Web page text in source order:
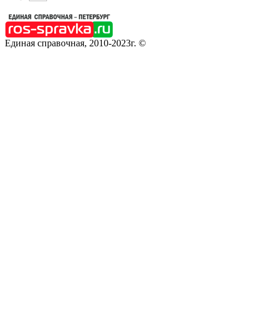
Единая справочная, 2010-2023г. ©